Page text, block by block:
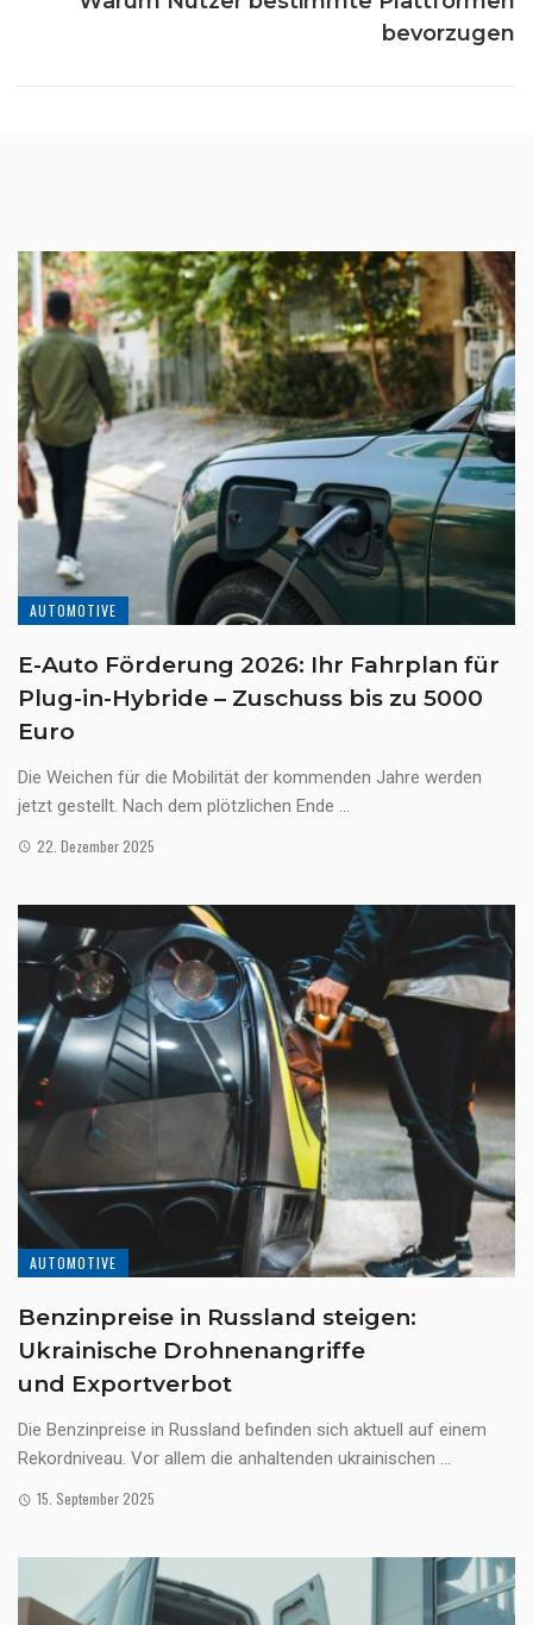
bevorzugen
AUTOMOTIVE
E-Auto Förderung 2026: Ihr Fahrplan für
Plug-in-Hybride – Zuschuss bis zu 5000
Euro
Die Weichen für die Mobilität der kommenden Jahre werden
jetzt gestellt. Nach dem plötzlichen Ende ...
22. Dezember 2025
AUTOMOTIVE
Benzinpreise in Russland steigen:
Ukrainische Drohnenangriffe
und Exportverbot
Die Benzinpreise in Russland befinden sich aktuell auf einem
Rekordniveau. Vor allem die anhaltenden ukrainischen ...
15. September 2025